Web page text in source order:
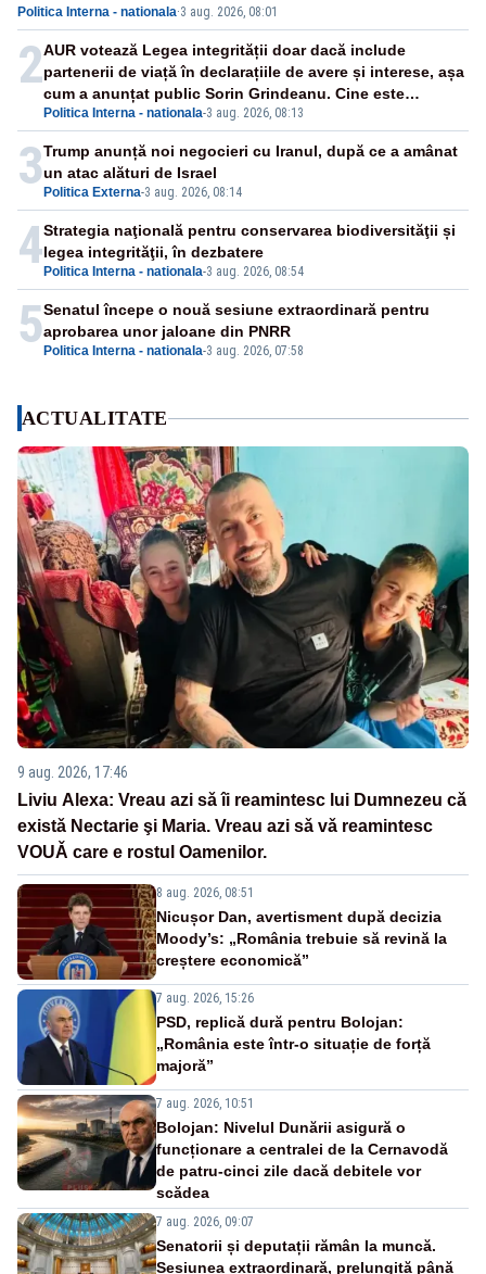
Politica Interna - nationala·3 aug. 2026, 08:01
2
Politica Interna - nationala-3 aug. 2026, 08:13
AUR votează Legea integrității doar dacă include
partenerii de viață în declarațiile de avere și interese, așa
cum a anunțat public Sorin Grindeanu. Cine este
incompatibil sau în conflict de interese trebuie să plece
din funcție: fără excepții!
3 Politica Externa-3 aug. 2026, 08:14
Trump anunță noi negocieri cu Iranul, după ce a amânat
un atac alături de Israel
4 Politica Interna - nationala-3 aug. 2026, 08:54
Strategia naţională pentru conservarea biodiversităţii și
legea integrităţii, în dezbatere
5 Politica Interna - nationala-3 aug. 2026, 07:58
Senatul începe o nouă sesiune extraordinară pentru
aprobarea unor jaloane din PNRR
ACTUALITATE
9 aug. 2026, 17:46
Liviu Alexa: Vreau azi sǎ îi reamintesc lui Dumnezeu cǎ
existǎ Nectarie şi Maria. Vreau azi sǎ vǎ reamintesc
VOUǍ care e rostul Oamenilor.
8 aug. 2026, 08:51
Nicușor Dan, avertisment după decizia
Moody’s: „România trebuie să revină la
creștere economică”
7 aug. 2026, 15:26
PSD, replică dură pentru Bolojan:
„România este într-o situație de forță
majoră”
7 aug. 2026, 10:51
Bolojan: Nivelul Dunării asigură o
funcționare a centralei de la Cernavodă
de patru-cinci zile dacă debitele vor
scădea
7 aug. 2026, 09:07
Senatorii și deputații rămân la muncă.
Sesiunea extraordinară, prelungită până